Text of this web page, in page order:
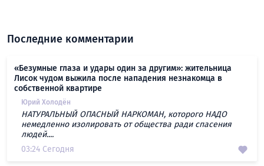
Последние комментарии
«Безумные глаза и удары один за другим»: жительница
Лисок чудом выжила после нападения незнакомца в
собственной квартире
Юрий Холодён
НАТУРАЛЬНЫЙ ОПАСНЫЙ НАРКОМАН, которого НАДО
немедленно изолировать от общества ради спасения
людей....
03:24 Сегодня